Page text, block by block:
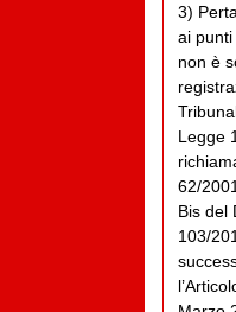
3)
ai
non è
Legge
62/
Bis del
103/